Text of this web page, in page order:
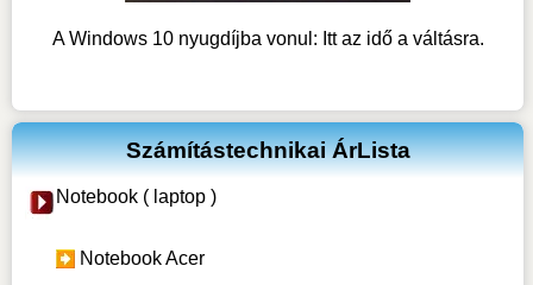
A Windows 10 nyugdíjba vonul: Itt az idő a váltásra.
Számítástechnikai ÁrLista
Notebook ( laptop )
Notebook Acer